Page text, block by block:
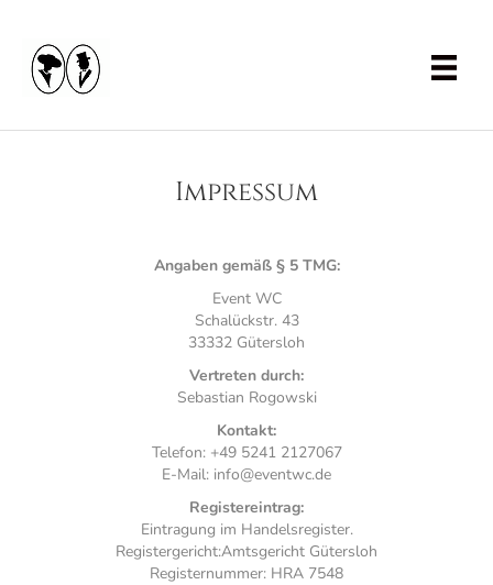
Impressum
Angaben gemäß § 5 TMG:
Event WC
Schalückstr. 43
33332 Gütersloh
Vertreten durch:
Sebastian Rogowski
Kontakt:
Telefon: +49 5241 2127067
E-Mail: info@eventwc.de
Registereintrag:
Eintragung im Handelsregister.
Registergericht:Amtsgericht Gütersloh
Registernummer: HRA 7548